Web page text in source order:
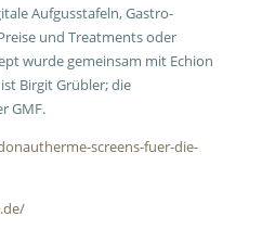
Aufgusstafeln, Gastro-
und Treatments oder
wurde gemeinsam mit Echion
Birgit Grübler; die
GMF.
screens-fuer-die-